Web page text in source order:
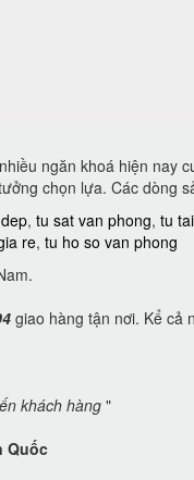
ngăn khoá hiện nay
chọn lựa. Các dòng
, tu sat van phong, tu
re, tu ho so van phong
giao hàng tận nơi. Kể cả
khách hàng "
Quốc